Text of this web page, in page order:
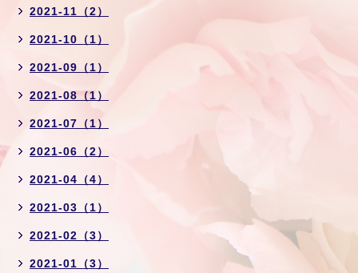
2021-11（2）
2021-10（1）
2021-09（1）
2021-08（1）
2021-07（1）
2021-06（2）
2021-04（4）
2021-03（1）
2021-02（3）
2021-01（3）